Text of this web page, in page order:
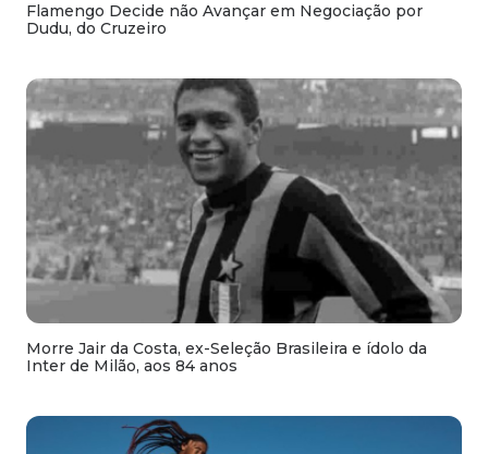
Flamengo Decide não Avançar em Negociação por
Dudu, do Cruzeiro
Morre Jair da Costa, ex-Seleção Brasileira e ídolo da
Inter de Milão, aos 84 anos